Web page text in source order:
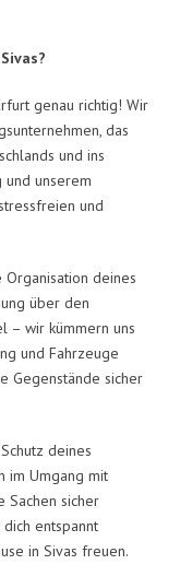
genau richtig! Wir
das
und ins
und unserem
und
deines
über den
– wir kümmern uns
und Fahrzeuge
Gegenstände sicher
deines
im Umgang mit
Sachen sicher
entspannt
in Sivas freuen.